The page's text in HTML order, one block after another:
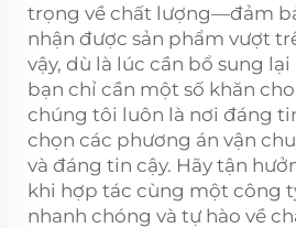
trọng về chất lượng—đảm
nhận được sản phẩm vượt
vậy, dù là lúc cần bổ sung
bạn chỉ cần một số khăn
chúng tôi luôn là nơi đáng
chọn các phương án vận
và đáng tin cậy. Hãy tận
khi hợp tác cùng một công
nhanh chóng và tự hào về